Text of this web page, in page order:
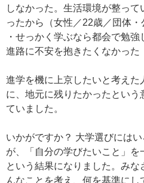
しなかった。生活環境が整っ
ったから（女性／22歳／団体・
・せっかく学ぶなら都会で勉
進路に不安を抱きたくなかった
進学を機に上京したいと考えた
に、地元に残りたかったという
ていました。
いかがですか？ 大学選びには
が、「自分の学びたいこと」
という結果になりました。み
んなことを考え、何を基準にし